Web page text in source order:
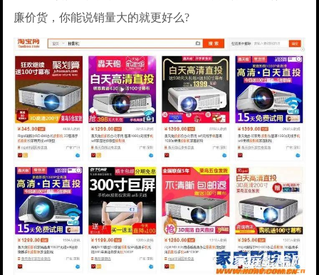
廉价货，你能说销量大的就更好么?